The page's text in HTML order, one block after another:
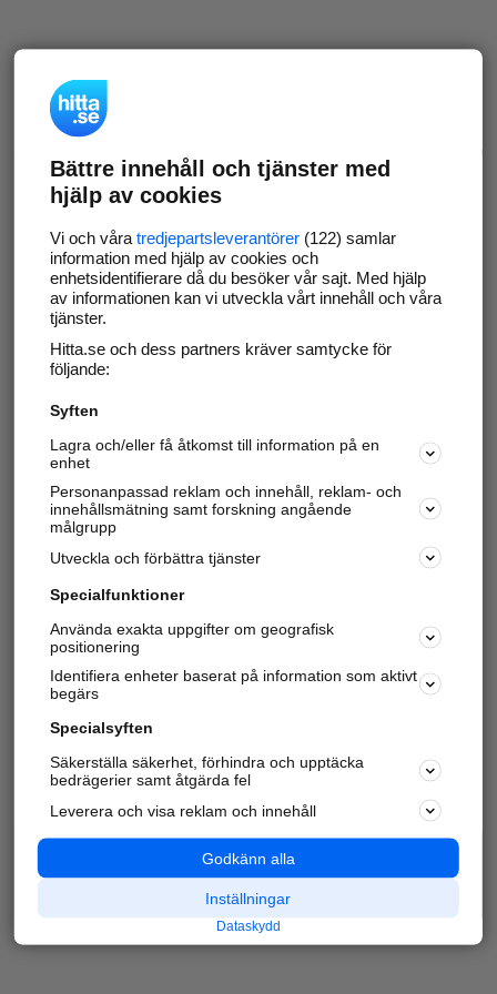
Bättre innehåll och tjänster med
hjälp av cookies
Vi och våra tredjepartsleverantörer(122) samlar
information med hjälp av cookies och
enhetsidentifierare då du besöker vår sajt. Med hjälp
av informationen kan vi utveckla vårt innehåll och våra
tjänster.
Hitta.se och dess partners kräver samtycke för
följande:
Syften
Lagra och/eller få åtkomst till information på en
enhet
Personanpassad reklam och innehåll, reklam- och
innehållsmätning samt forskning angående
målgrupp
Utveckla och förbättra tjänster
Specialfunktioner
Använda exakta uppgifter om geografisk
positionering
Identifiera enheter baserat på information som aktivt
begärs
Specialsyften
Säkerställa säkerhet, förhindra och upptäcka
bedrägerier samt åtgärda fel
Leverera och visa reklam och innehåll
Godkänn alla
Inställningar
Dataskydd